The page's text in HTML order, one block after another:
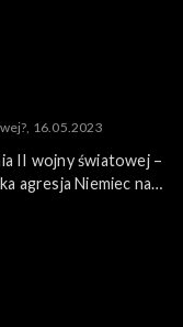
16.05.2023
II wojny światowej –
agresja Niemiec na
tragicznym